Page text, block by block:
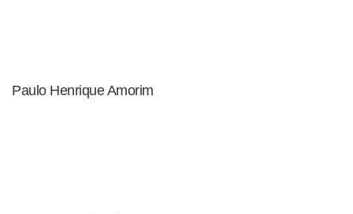
Paulo Henrique Amorim